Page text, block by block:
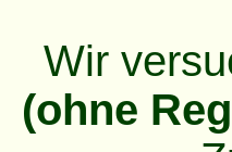
Wir
(ohne